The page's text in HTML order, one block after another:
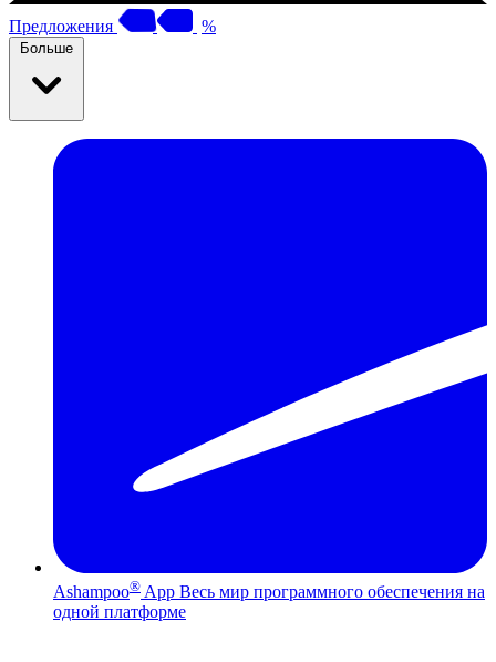
Предложения %
Больше
Ashampoo® App Весь мир программного обеспечения на
одной платформе